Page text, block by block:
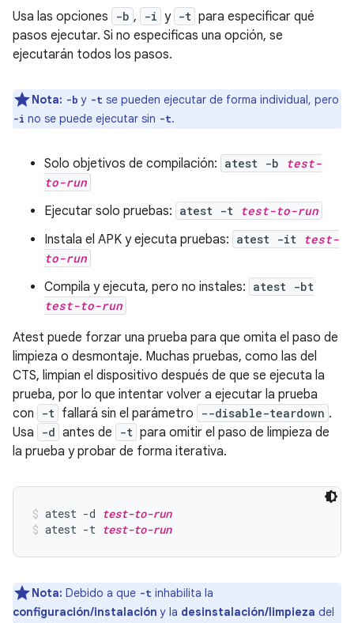
Usa las opciones -b , -i y -t para especificar qué
pasos ejecutar. Si no especificas una opción, se
ejecutarán todos los pasos.
Nota: -b y -t se pueden ejecutar de forma individual, pero
-i no se puede ejecutar sin -t.
Solo objetivos de compilación: atest -b
test-
to-run
Ejecutar solo pruebas: atest -t test-to-run
Instala el APK y ejecuta pruebas: atest -it test-
to-run
Compila y ejecuta, pero no instales: atest -bt
test-to-run
Atest puede forzar una prueba para que omita el paso de
limpieza o desmontaje. Muchas pruebas, como las del
CTS, limpian el dispositivo después de que se ejecuta la
prueba, por lo que intentar volver a ejecutar la prueba
con
-t fallará sin el parámetro --disable-teardown .
Usa
-d antes de -t para omitir el paso de limpieza de
la prueba y probar de forma iterativa.
atest -d test-to-run
atest -t test-to-run
Nota: Debido a que -t inhabilita la
configuración/instalación y la desinstalación/limpieza del